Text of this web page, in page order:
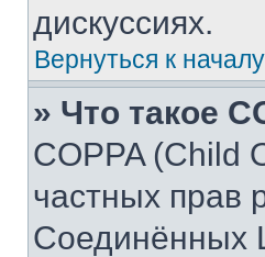
дискуссиях.
Вернуться к началу
» Что такое
COPPA (Child
частных прав
Соединённых